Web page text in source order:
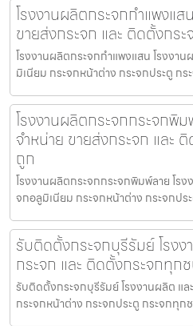
โรงงานผลิตกระจกกำแพงแส
ขายส่งกระจก และ ติดตั้งกร
โรงงานผลิตกระจกกำแพงแสน โรงงาน
มิเนียม กระจกหน้าต่าง กระจกประตู ก
โรงงานผลิตกระจกกระจกพิ
จำหน่าย ขายส่งกระจก และ
ถูก
โรงงานผลิตกระจกกระจกพิมพ์ลาย โรง
จกอลูมิเนียม กระจกหน้าต่าง กระจกป
รับติดตั้งกระจกบุรีรัมย์ โรง
กระจก และ ติดตั้งกระจกทุก
รับติดตั้งกระจกบุรีรัมย์ โรงงานผลิต แ
กระจกหน้าต่าง กระจกประตู กระจกทุก